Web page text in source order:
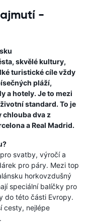
-
skvělé kultury,
turistické cíle vždy
pláží,
a hotely. Je to mezi
standard. To je
chlouba dva z
a Real Madrid.
svatby, výročí a
pro páry. Mezi top
horkovzdušný
speciální balíčky pro
do této části Evropy.
cesty, nejlépe